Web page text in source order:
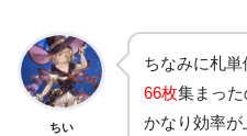
ちい
ちなみに札単
66枚集まっ
かなり効率が